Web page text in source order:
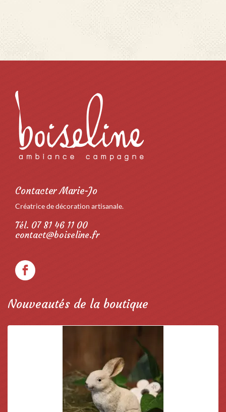
Contacter Marie-Jo
Créatrice de décoration artisanale.
Tél. 07 81 46 11 00
contact@boiseline.fr
Nouveautés de la boutique